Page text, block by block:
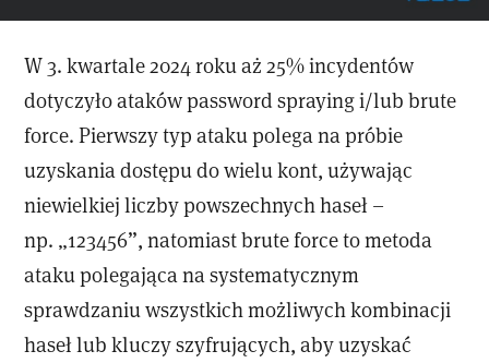
W 3. kwartale 2024 roku aż 25% incydentów
dotyczyło ataków password spraying i/lub brute
force. Pierwszy typ ataku polega na próbie
uzyskania dostępu do wielu kont, używając
niewielkiej liczby powszechnych haseł –
np. „123456”, natomiast brute force to metoda
ataku polegająca na systematycznym
sprawdzaniu wszystkich możliwych kombinacji
haseł lub kluczy szyfrujących, aby uzyskać